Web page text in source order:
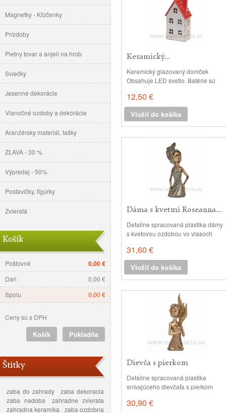
Magnetky - Kľúčenky
Prízdoby
Pietny tovar a anjeli na hrob
Sviečky
Jesenné dekorácie
Vianočné ozdoby a dekorácie
Aranžérsky materiál, tašky
ZĽAVA - 30 %
Výpredaj - 50%
Postavičky, figúrky
Zvieratá
Košík
0,00 €
Poštovné
0,00 €
Daň
0,00 €
Spolu
Ceny sú s DPH
Pokladňa
Košík
Štítky
zaba do zahrady
zaba dekoracia
zaba nadoba
zahradne zvierata
zahradna keramika
zaba ozdobna
Keramický...
Keramický glazovaný domček
Obsahuje LED svetlo. Batérie sú
súčasťou. v: 18 cm š: 9.5 x 6.8 cm
12,50 €
Vložiť do košíka
Dáma s kvetmi Roseanna...
Detailne spracovaná plastika dámy
s kvetovou ozdobou vo vlasoch
farba titanová s nádychom zlatej
patiny, živôtik šiat detailne
vyzdobený vzorom, lem šiat
vyšperkovaný lesklými kamienkami
31,60 €
Vložiť do košíka
Dievča s pierkom
Detailne spracovaná plastika
snívajúceho dievčaťa s pierkom
zlatej farbe rozmery: 10 x 10 cm, v:
30,90 €